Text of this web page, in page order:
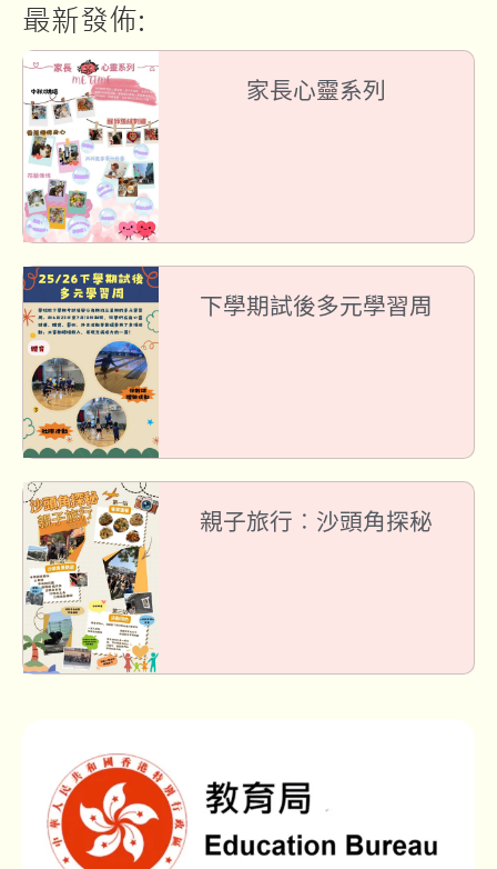
最新發佈:
家長心靈系列
下學期試後多元學習周
親子旅行︰沙頭角探秘